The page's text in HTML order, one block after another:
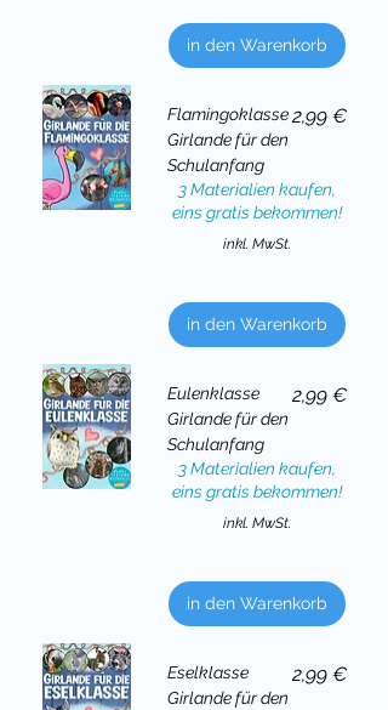
in den Warenkorb
Flamingoklasse
Girlande für den
Schulanfang
Preis
2,99 €
3 Materialien kaufen,
eins gratis bekommen!
inkl. MwSt.
in den Warenkorb
Eulenklasse
Girlande für den
Schulanfang
Preis
2,99 €
3 Materialien kaufen,
eins gratis bekommen!
inkl. MwSt.
in den Warenkorb
Eselklasse
Girlande für den
Preis
2,99 €